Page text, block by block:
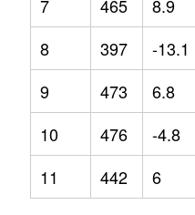
7
465 8.9
8
397 -13.1
9
473 6.8
10
476 -4.8
11
442 6